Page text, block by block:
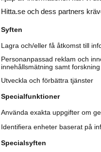
Hitta.se och dess partners
Syften
Lagra och/eller få åtkomst till
Personanpassad reklam och
innehållsmätning samt
Utveckla och förbättra tjänster
Specialfunktioner
Använda exakta uppgifter om
Identifiera enheter baserat på
Specialsyften